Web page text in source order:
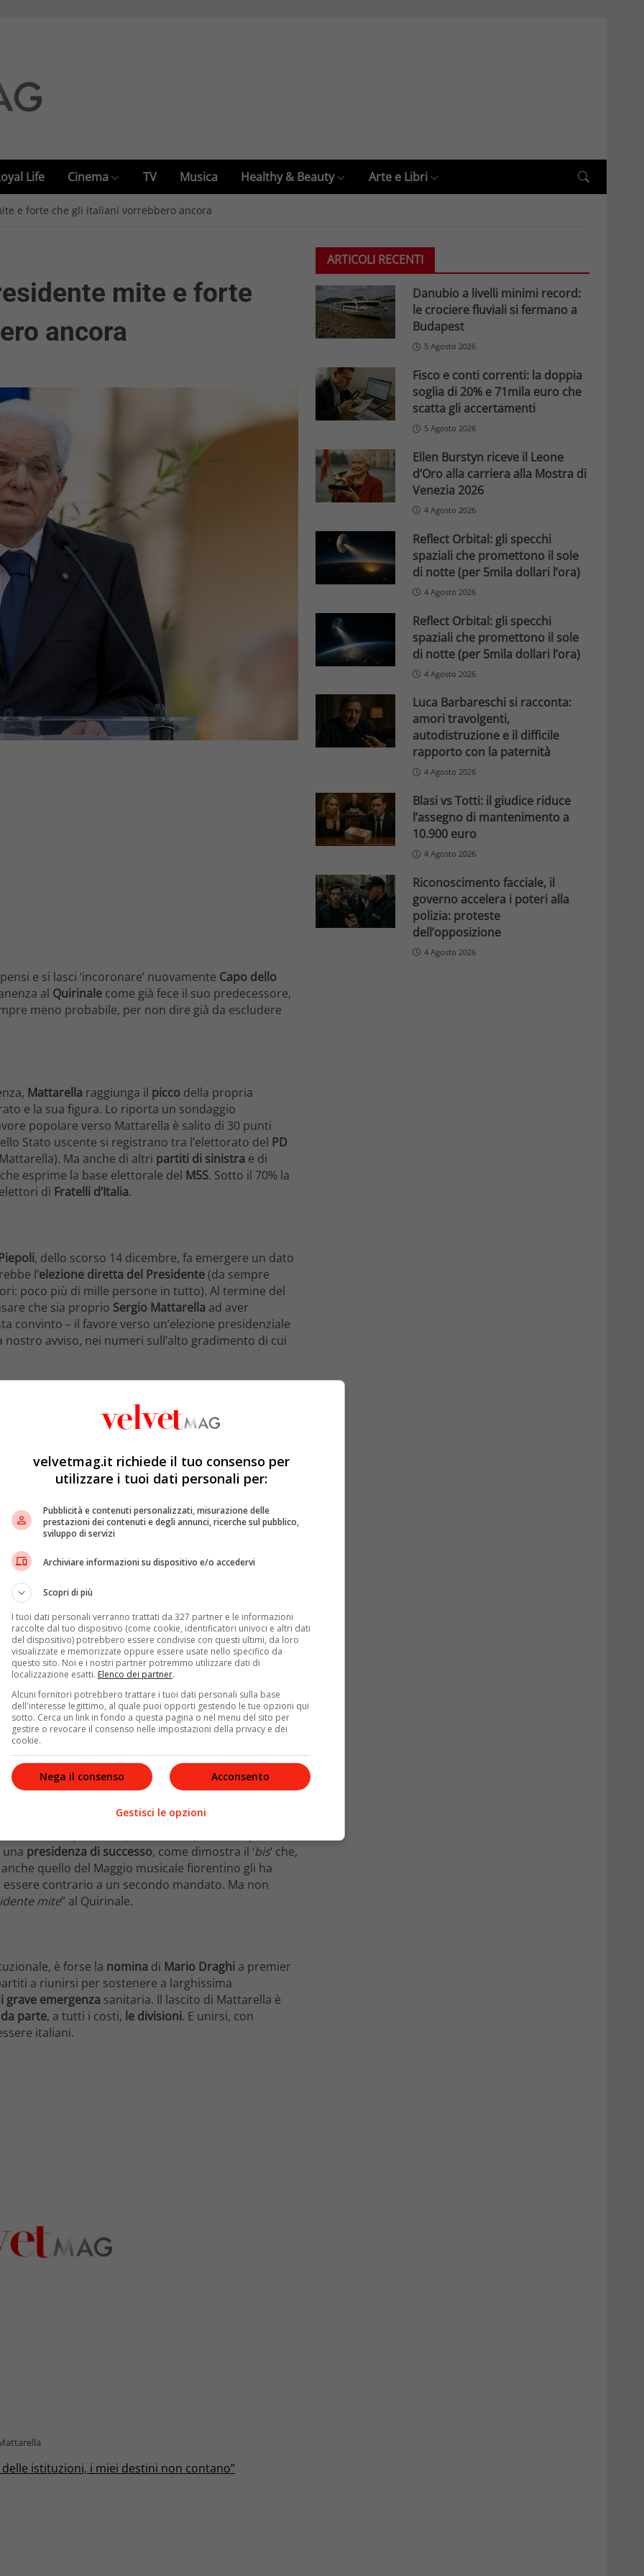
Life Cinema TV Musica Healthy & Beauty Arte e Libri
e forte che gli italiani vorrebbero ancora
mite e forte
ancora
e si lasci ‘incoronare’ nuovamente Capo dello
al Quirinale come già fece il suo predecessore,
meno probabile, per non dire già da escludere
Mattarella raggiunga il picco della propria
e la sua figura. Lo riporta un sondaggio
popolare verso Mattarella è salito di 30 punti
Stato uscente si registrano tra l’elettorato del PD
Ma anche di altri partiti di sinistra e di
esprime la base elettorale del M5S. Sotto il 70% la
di Fratelli d’Italia.
, dello scorso 14 dicembre, fa emergere un dato
l’elezione diretta del Presidente(da sempre
poco più di mille persone in tutto). Al termine del
che sia proprio Sergio Mattarella ad aver
– il favore verso un’elezione presidenziale
avviso, nei numeri sull’alto gradimento di cui
non è stato certo un Capo dello Stato
gli schemi tradizionali. Non sono né
che più gli assomigliano. Ma neppure il coriaceo
arbitro saggio, un riferimento nelle contese politiche
soprattutto l’uomo della resistenza e della
hanno apprezzato l’autorevolezza dipater familias
sono succeduti sotto la sua presidenza. O per il
da cui proviene (non è detto però che questo
presidenza di successo, come dimostra il ‘bis‘ che,
quello del Maggio musicale fiorentino gli ha
contrario a un secondo mandato. Ma non
mite” al Quirinale.
è forse la nomina di Mario Draghi a premier
a riunirsi per sostenere a larghissima
grave emergenza sanitaria. Il lascito di Mattarella è
parte, a tutti i costi, le divisioni. E unirsi, con
italiani.
istituzioni, i miei destini non contano”
ARTICOLI RECENTI
Danubio a livelli minimi record:
le crociere fluviali si fermano a
Budapest
5 Agosto 2026
Fisco e conti correnti: la doppia
soglia di 20% e 71mila euro che
scatta gli accertamenti
5 Agosto 2026
Ellen Burstyn riceve il Leone
d’Oro alla carriera alla Mostra di
Venezia 2026
4 Agosto 2026
Reflect Orbital: gli specchi
spaziali che promettono il sole
di notte (per 5mila dollari l’ora)
4 Agosto 2026
Reflect Orbital: gli specchi
spaziali che promettono il sole
di notte (per 5mila dollari l’ora)
4 Agosto 2026
Luca Barbareschi si racconta:
amori travolgenti,
autodistruzione e il difficile
rapporto con la paternità
4 Agosto 2026
Blasi vs Totti: il giudice riduce
l’assegno di mantenimento a
10.900 euro
4 Agosto 2026
Riconoscimento facciale, il
governo accelera i poteri alla
polizia: proteste
dell’opposizione
4 Agosto 2026
velvetmag.it richiede il tuo consenso per
utilizzare i tuoi dati personali per:
Pubblicità e contenuti personalizzati, misurazione delle
prestazioni dei contenuti e degli annunci, ricerche sul pubblico,
sviluppo di servizi
Archiviare informazioni su dispositivo e/o accedervi
Scopri di più
I tuoi dati personali verranno trattati da 327 partner e le informazioni
raccolte dal tuo dispositivo (come cookie, identificatori univoci e altri dati
del dispositivo) potrebbero essere condivise con questi ultimi, da loro
visualizzate e memorizzate oppure essere usate nello specifico da
questo sito. Noi e i nostri partner potremmo utilizzare dati di
localizzazione esatti. Elenco dei partner.
Alcuni fornitori potrebbero trattare i tuoi dati personali sulla base
dell'interesse legittimo, al quale puoi opporti gestendo le tue opzioni qui
sotto. Cerca un link in fondo a questa pagina o nel menu del sito per
gestire o revocare il consenso nelle impostazioni della privacy e dei
cookie.
Acconsento
Nega il consenso
Gestisci le opzioni